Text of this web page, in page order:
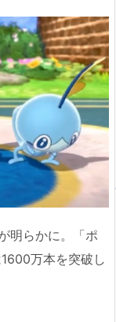
明らかに。「ポ
万本を突破し